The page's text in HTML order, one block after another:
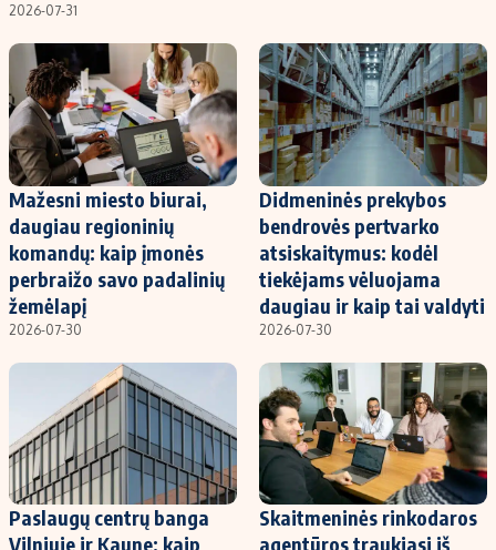
2026-07-31
Mažesni miesto biurai,
daugiau regioninių
komandų: kaip įmonės
perbraižo savo padalinių
žemėlapį
2026-07-30
Didmeninės prekybos
bendrovės pertvarko
atsiskaitymus: kodėl
tiekėjams vėluojama
daugiau ir kaip tai valdyti
2026-07-30
Paslaugų centrų banga
Vilniuje ir Kaune: kaip
Skaitmeninės rinkodaros
agentūros traukiasi iš